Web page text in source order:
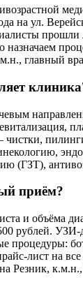
на ул.
назначаем
главный
(ГЗТ),
приём?
и объёма
рублей.
лист на
Резник,